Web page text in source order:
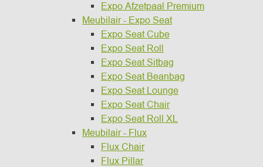
Expo Afzetpaal Premium
Meubilair - Expo Seat
Expo Seat Cube
Expo Seat Roll
Expo Seat Sitbag
Expo Seat Beanbag
Expo Seat Lounge
Expo Seat Chair
Expo Seat Roll XL
Meubilair - Flux
Flux Chair
Flux Pillar